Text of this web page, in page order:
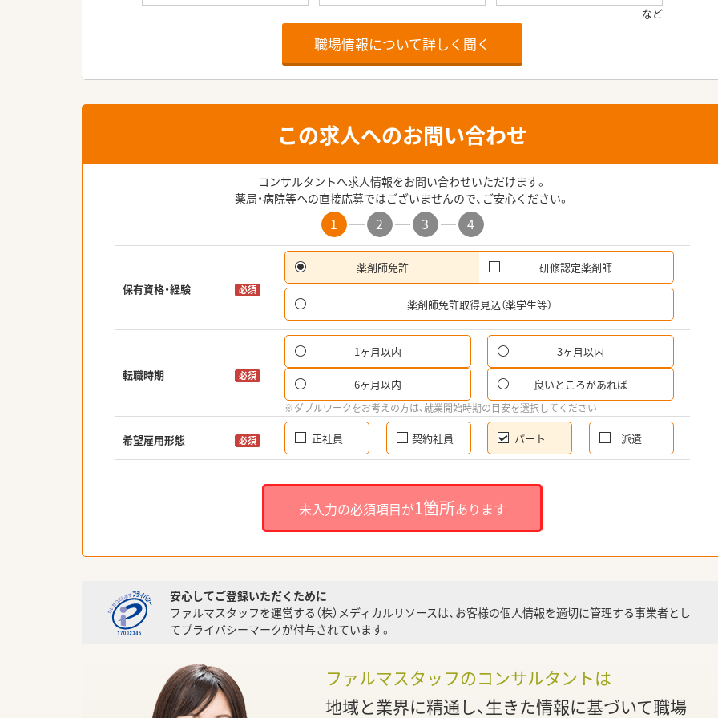
職場情報について詳しく聞く
この求人へのお問い合わせ
コンサルタントへ求人情報をお問い合わせいただけます。
薬局・病院等への直接応募ではございませんので、ご安心ください。
1 2 3 4
保有資格・経験 必須
薬剤師免許 研修認定薬剤師
薬剤師免許取得見込（薬学生等）
転職時期 必須
1ヶ月以内 3ヶ月以内
6ヶ月以内 良いところがあれば
※ダブルワークをお考えの方は、就業開始時期の目安を選択してください
希望雇用形態 必須 正社員 契約社員 パート 派遣
未入力の必須項目が1箇所あります
安心してご登録いただくために
ファルマスタッフを運営する（株）メディカルリソースは、お客様の個人情報を適切に管理する事業者とし
てプライバシーマークが付与されています。
ファルマスタッフのコンサルタントは
地域と業界に精通し、生きた情報に基づいて職場